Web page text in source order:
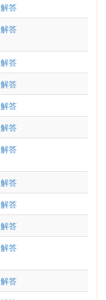
解答
解答
解答
解答
解答
解答
解答
解答
解答
解答
解答
解答